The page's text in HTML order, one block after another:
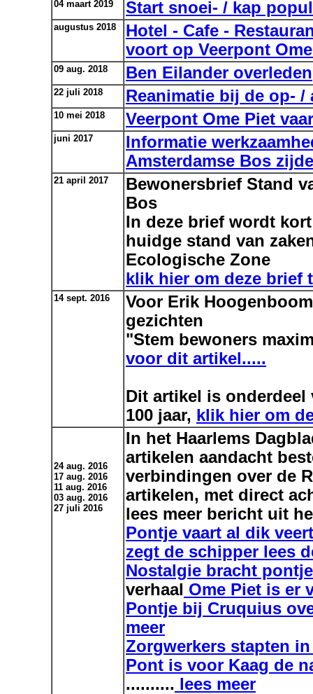
04 maart 2019 Start snoei- / kap
augustus 2018
Hotel - Cafe -
voort op Veerpont
09 aug. 2018 Ben Eilander overleden
22 juli 2018 Reanimatie bij de op- /
10 mei 2018 Veerpont Ome Piet
juni 2017
Informatie
Amsterdamse Bos zijde
21 april 2017
Bewonersbrief Stand
Bos
In deze brief wordt
huidge stand van
Ecologische Zone
klik hier om deze brief
14 sept. 2016
Voor Erik
gezichten
"Stem bewoners
voor dit artikel.....
Dit artikel is onderdeel
100 jaar, klik hier om
24 aug. 2016
17 aug. 2016
11 aug. 2016
03 aug. 2016
27 juli 2016
In het Haarlems
artikelen aandacht
verbindingen over de
artikelen, met direct
lees meer bericht uit
Pontje vaart al dik
zegt de schipper lees
Nostalgie bracht
verhaal Ome Piet is er
Pontje bij Cruquius
meer
Zorgwerkers stapten
Pont is voor Kaag de
.......... lees meer